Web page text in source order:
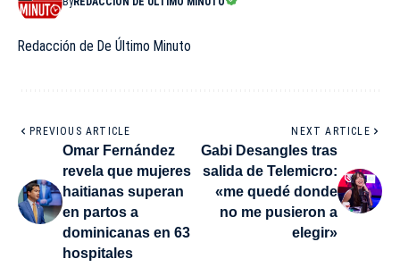
Redacción de De Último Minuto
PREVIOUS ARTICLE
Omar Fernández
revela que mujeres
haitianas superan
en partos a
dominicanas en 63
hospitales
NEXT ARTICLE
Gabi Desangles tras
salida de Telemicro:
«me quedé donde
no me pusieron a
elegir»